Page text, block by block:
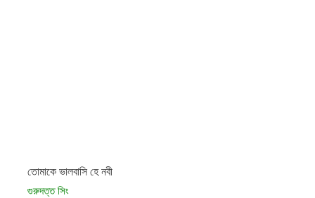
তোমাকে ভালবাসি হে নবী
গুরুদত্ত সিং